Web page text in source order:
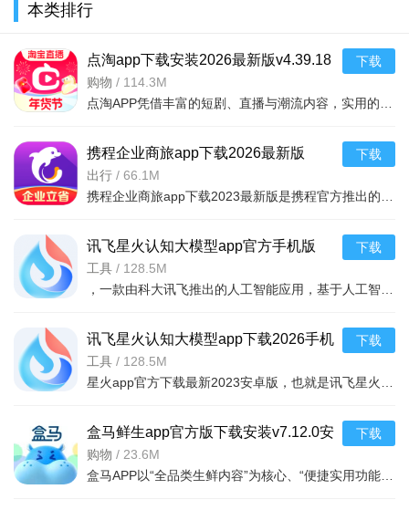
本类排行
点淘app下载安装2026最新版v4.39.18
官方版
购物 / 114.3M
下载
携程企业商旅app下载2026最新版
v10.24.0安卓版
出行 / 66.1M
下载
讯飞星火认知大模型app官方手机版
v5.6.1安卓版
工具 / 128.5M
下载
讯飞星火认知大模型app下载2026手机
版v5.6.1安卓最新版
工具 / 128.5M
下载
盒马鲜生app官方版下载安装v7.12.0安
卓版
购物 / 23.6M
下载